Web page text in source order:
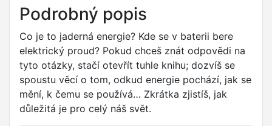
Podrobný popis
Co je to jaderná energie? Kde se v baterii bere
elektrický proud? Pokud chceš znát odpovědi na
tyto otázky, stačí otevřít tuhle knihu; dozvíš se
spoustu věcí o tom, odkud energie pochází, jak se
mění, k čemu se používá… Zkrátka zjistíš, jak
důležitá je pro celý náš svět.